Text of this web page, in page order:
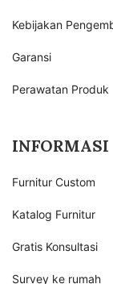
Kebijakan
Garansi
Perawatan Produk
INFORMASI
Furnitur Custom
Katalog Furnitur
Gratis Konsultasi
Survey ke rumah